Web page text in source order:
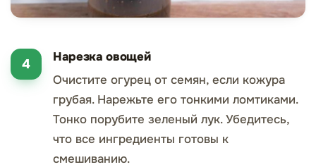
Нарезка овощей
Очистите огурец от семян, если кожура
грубая. Нарежьте его тонкими ломтиками.
Тонко порубите зеленый лук. Убедитесь,
что все ингредиенты готовы к
смешиванию.